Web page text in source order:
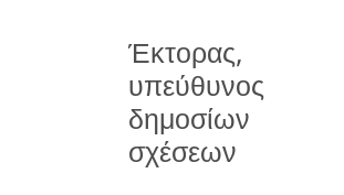
Έκτορας,
υπεύθυνος
δημοσίων
σχέσεων